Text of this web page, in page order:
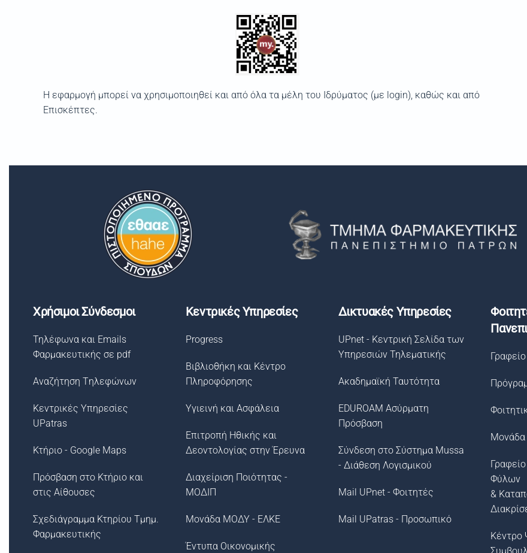
Η εφαρμογή μπορεί να χρησιμοποιηθεί και από όλα τα μέλη του Ιδρύματος (με login), καθώς και από
Επισκέπτες.
Χρήσιμοι Σύνδεσμοι
Τηλέφωνα και Emails
Φαρμακευτικής σε pdf
Αναζήτηση Tηλεφώνων
Κεντρικές Υπηρεσίες
UPatras
Κτήριο - Google Maps
Πρόσβαση στο Κτήριο και
στις Αίθουσες
Σχεδιάγραμμα Κτηρίου Τμημ.
Φαρμακευτικής
Κεντρικές Υπηρεσίες
Progress
Βιβλιοθήκη και Κέντρο
Πληροφόρησης
Υγιεινή και Ασφάλεια
Επιτροπή Ηθικής και
Δεοντολογίας στην Έρευνα
Διαχείριση Ποιότητας -
ΜΟΔΙΠ
Μονάδα ΜΟΔΥ - ΕΛΚΕ
Έντυπα Οικονομικής
Δικτυακές Υπηρεσίες
UPnet - Κεντρική Σελίδα των
Υπηρεσιών Τηλεματικής
Ακαδημαϊκή Ταυτότητα
EDUROAM Ασύρματη
Πρόσβαση
Σύνδεση στο Σύστημα Μussa
- Διάθεση Λογισμικού
Mail UPnet - Φοιτητές
Mail UPatras - Προσωπικό
Μονάδα
Φύλων
&
Κέντρο